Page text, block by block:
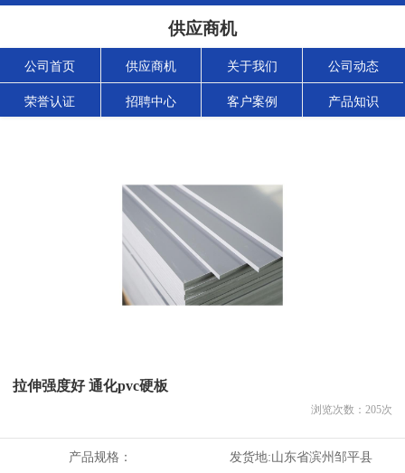
供应商机
公司首页 供应商机 关于我们 公司动态
荣誉认证 招聘中心 客户案例 产品知识
拉伸强度好 通化pvc硬板
浏览次数： 205次
产品规格： 发货地:山东省滨州邹平县